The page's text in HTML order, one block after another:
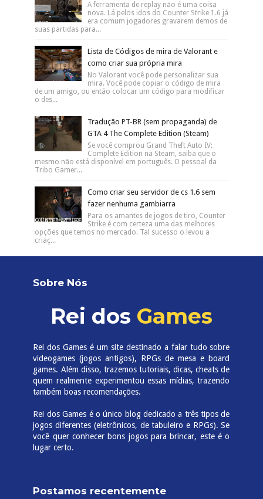
A ferramenta de replay não é uma coisa
nova. Lá pelos idos do Counter Strike 1.6 já
era comum jogadores gravarem demos de
suas partidas para...
Lista de Códigos de mira de Valorant e
como criar sua própria mira
No Valorant você pode personalizar sua
mira. Você pode copiar o código de mira
de um amigo, ou então colocar um código para modificar
o des...
Tradução PT-BR (sem propaganda) de
GTA 4 The Complete Edition (Steam)
Se você comprou Grand Theft Auto IV:
Complete Edition na Steam, saiba que o
mesmo não está disponível em português. O pessoal da
Tribo Gamer...
Como criar seu servidor de cs 1.6 sem
fazer nenhuma gambiarra
Para os amantes de jogos de tiro, Counter
Strike é com certeza uma das melhores
opções que temos no mercado. Tal sucesso o levou a
criaç...
Sobre Nós
Rei dos Games
Rei dos Games é um site destinado a falar tudo sobre
videogames (jogos antigos), RPGs de mesa e board
games. Além disso, trazemos tutoriais, dicas, cheats de
quem realmente experimentou essas mídias, trazendo
também boas recomendações.
Rei dos Games é o único blog dedicado a três tipos de
jogos diferentes (eletrônicos, de tabuleiro e RPGs). Se
você quer conhecer bons jogos para brincar, este é o
lugar certo.
Postamos recentemente